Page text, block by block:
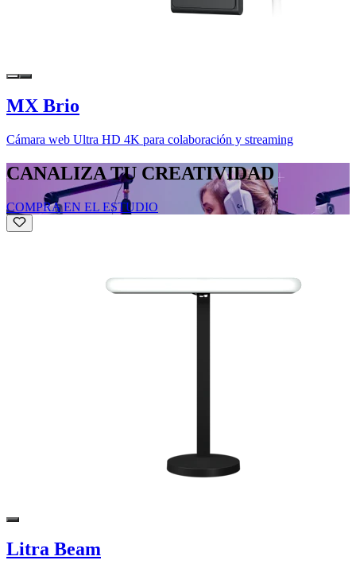
MX Brio
Cámara web Ultra HD 4K para colaboración y streaming
CANALIZA TU CREATIVIDAD
COMPRA EN EL ESTUDIO
Litra Beam